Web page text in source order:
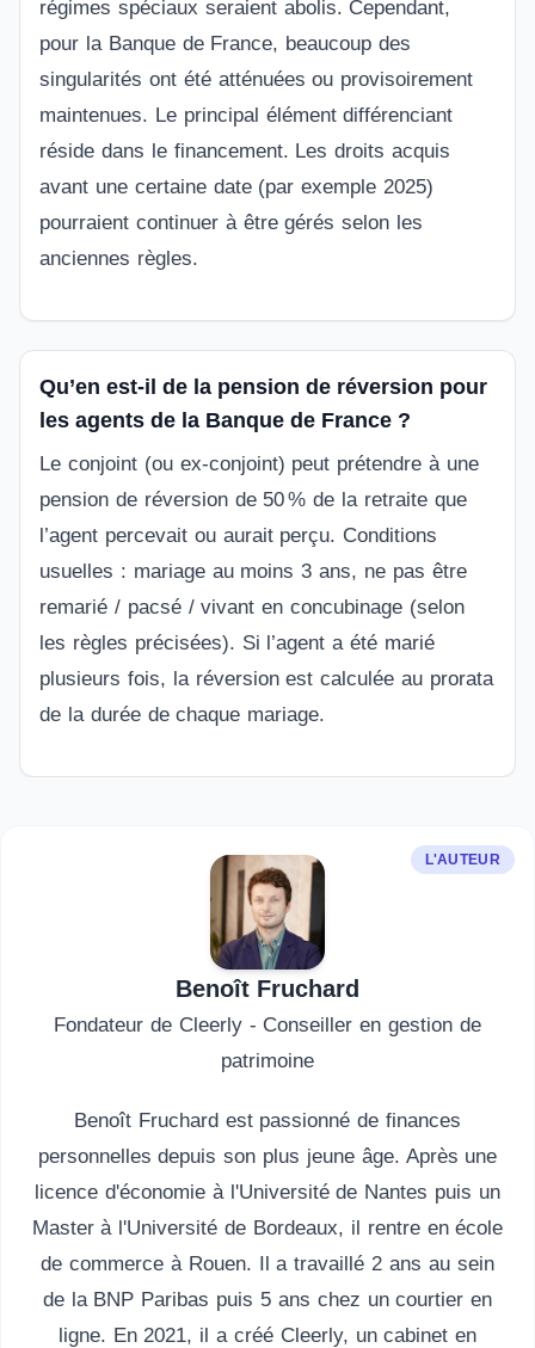
régimes spéciaux seraient abolis. Cependant,
pour la Banque de France, beaucoup des
singularités ont été atténuées ou provisoirement
maintenues. Le principal élément différenciant
réside dans le financement. Les droits acquis
avant une certaine date (par exemple 2025)
pourraient continuer à être gérés selon les
anciennes règles.
Qu’en est‑il de la pension de réversion pour
les agents de la Banque de France ?
Le conjoint (ou ex‑conjoint) peut prétendre à une
pension de réversion de 50 % de la retraite que
l’agent percevait ou aurait perçu. Conditions
usuelles : mariage au moins 3 ans, ne pas être
remarié / pacsé / vivant en concubinage (selon
les règles précisées). Si l’agent a été marié
plusieurs fois, la réversion est calculée au prorata
de la durée de chaque mariage.
L'AUTEUR
Benoît Fruchard
Fondateur de Cleerly - Conseiller en gestion de
patrimoine
Benoît Fruchard est passionné de finances
personnelles depuis son plus jeune âge. Après une
licence d'économie à l'Université de Nantes puis un
Master à l'Université de Bordeaux, il rentre en école
de commerce à Rouen. Il a travaillé 2 ans au sein
de la BNP Paribas puis 5 ans chez un courtier en
ligne. En 2021, il a créé Cleerly, un cabinet en